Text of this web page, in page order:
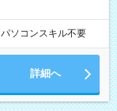
パソコンスキル不要
詳細へ